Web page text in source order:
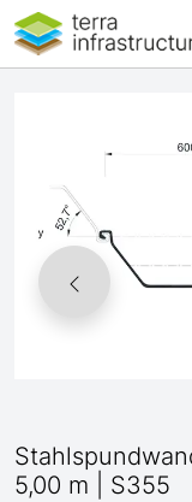
5,00 m | S355